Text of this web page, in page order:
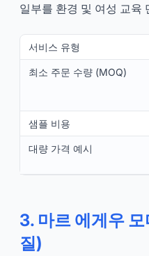
일부를 환경 및 여성 교육
서비스 유형
최소 주문 수량 (MOQ)
샘플 비용
대량 가격 예시
3. 마르 에게우
질)